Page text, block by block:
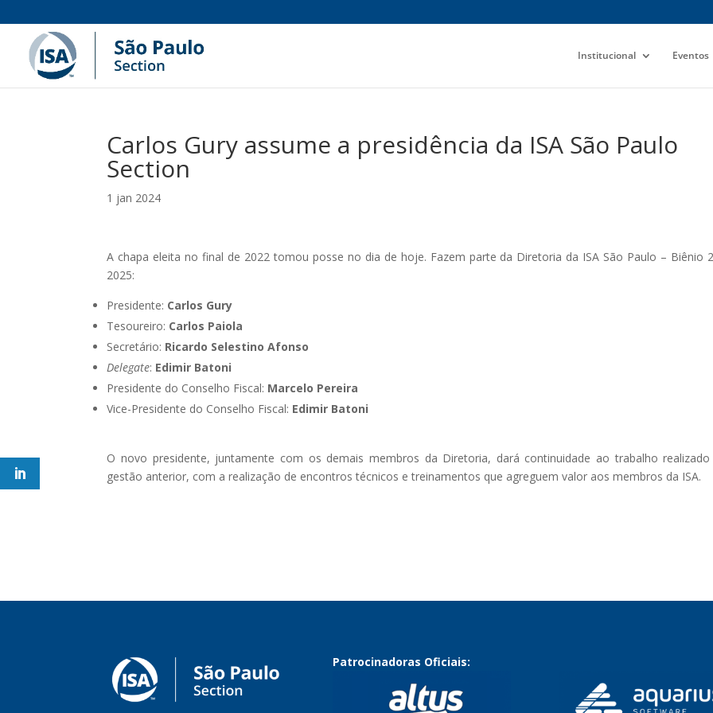
Institucional Eventos
Carlos Gury assume a presidência da ISA São Paulo
Section
1 jan 2024
A chapa eleita no final de 2022 tomou posse no dia de hoje. Fazem parte da Diretoria da ISA São Paulo – Biênio
2025:
Presidente: Carlos Gury
Tesoureiro: Carlos Paiola
Secretário: Ricardo Selestino Afonso
Delegate: Edimir Batoni
Presidente do Conselho Fiscal: Marcelo Pereira
Vice-Presidente do Conselho Fiscal: Edimir Batoni
O novo presidente, juntamente com os demais membros da Diretoria, dará continuidade ao trabalho realizado
gestão anterior, com a realização de encontros técnicos e treinamentos que agreguem valor aos membros da ISA.
Patrocinadoras Oficiais: